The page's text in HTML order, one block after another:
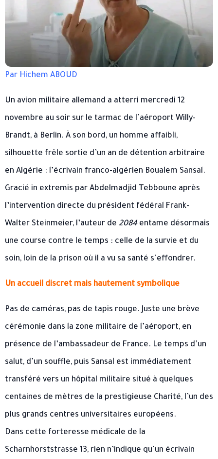
Par Hichem ABOUD
Un avion militaire allemand a atterri mercredi 12
novembre au soir sur le tarmac de l’aéroport Willy-
Brandt, à Berlin. À son bord, un homme affaibli,
silhouette frêle sortie d’un an de détention arbitraire
en Algérie : l’écrivain franco-algérien Boualem Sansal.
Gracié in extremis par Abdelmadjid Tebboune après
l’intervention directe du président fédéral Frank-
Walter Steinmeier, l’auteur de 2084entame désormais
une course contre le temps : celle de la survie et du
soin, loin de la prison où il a vu sa santé s’effondrer.
Un accueil discret mais hautement symbolique
Pas de caméras, pas de tapis rouge. Juste une brève
cérémonie dans la zone militaire de l’aéroport, en
présence de l’ambassadeur de France. Le temps d’un
salut, d’un souffle, puis Sansal est immédiatement
transféré vers un hôpital militaire situé à quelques
centaines de mètres de la prestigieuse Charité, l’un des
plus grands centres universitaires européens.
Dans cette forteresse médicale de la
Scharnhorststrasse 13, rien n’indique qu’un écrivain